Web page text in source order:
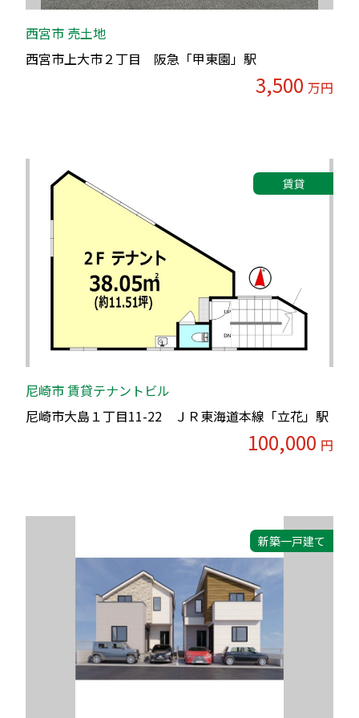
西宮市 売土地
西宮市上大市２丁目 阪急「甲東園」駅
3,500 万円
賃貸
尼崎市 賃貸テナントビル
尼崎市大島１丁目11-22 ＪＲ東海道本線「立花」駅
100,000 円
新築一戸建て